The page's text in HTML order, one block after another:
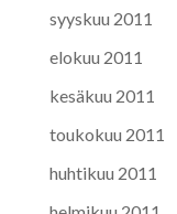
syyskuu 2011
elokuu 2011
kesäkuu 2011
toukokuu 2011
huhtikuu 2011